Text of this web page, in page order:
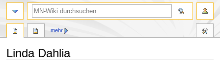
Linda Dahlia
mehr
Suche